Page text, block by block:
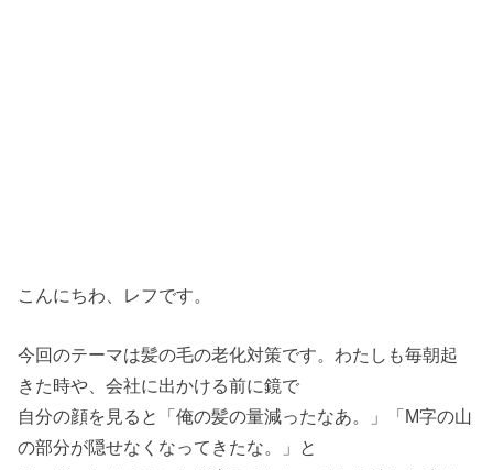
こんにちわ、レフです。
今回のテーマは髪の毛の老化対策です。わたしも毎朝起
きた時や、会社に出かける前に鏡で
自分の顔を見ると「俺の髪の量減ったなあ。」「M字の山
の部分が隠せなくなってきたな。」と